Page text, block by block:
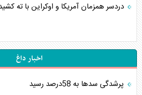
دردسر همزمان آمریکا و اوکراین با ته
اخبار داغ
پرشدگی سدها به 58درصد رسید